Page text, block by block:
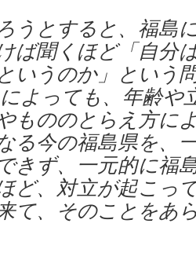
うとすると、福島
ば聞くほど「自分
いうのか」という
よっても、年齢や
もののとらえ方に
る今の福島県を、
きず、一元的に福
ど、対立が起こっ
て、そのことをあ